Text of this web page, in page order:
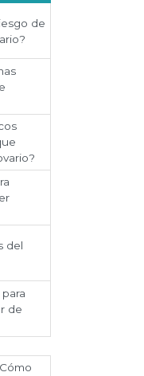
de
del
de